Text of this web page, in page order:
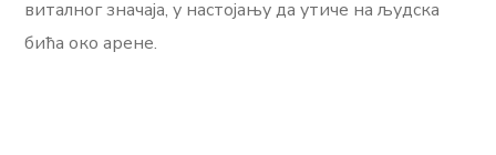
виталног значаја, у настојању да утиче на људска
бића око арене.